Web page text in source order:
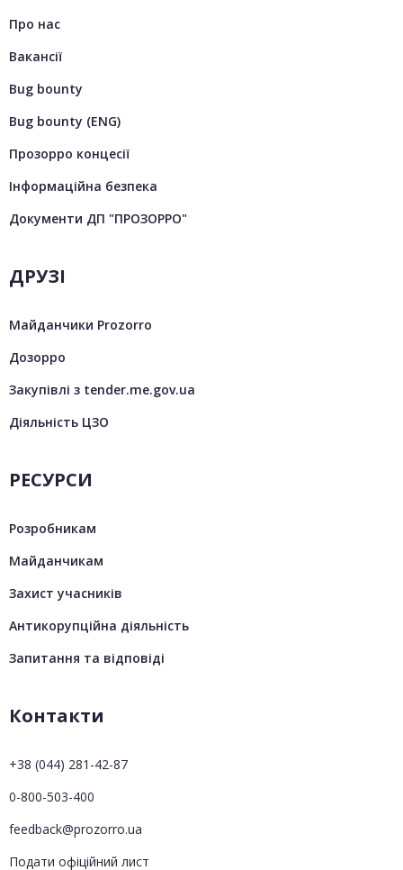
Про нас
Вакансії
Bug bounty
Bug bounty (ENG)
Прозорро концесії
Інформаційна безпека
Документи ДП "ПРОЗОРРО"
ДРУЗІ
Майданчики Prozorro
Дозорро
Закупівлі з tender.me.gov.ua
Діяльність ЦЗО
РЕСУРСИ
Розробникам
Майданчикам
Захист учасників
Антикорупційна діяльність
Запитання та відповіді
Контакти
+38 (044) 281-42-87
0-800-503-400
feedback@prozorro.ua
Подати офіційний лист